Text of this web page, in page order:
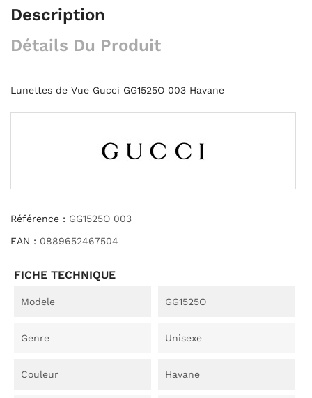
Description
Détails Du Produit
Lunettes de Vue Gucci GG1525O 003 Havane
Référence : GG1525O 003
EAN : 0889652467504
FICHE TECHNIQUE
Modele GG1525O
Genre Unisexe
Couleur Havane